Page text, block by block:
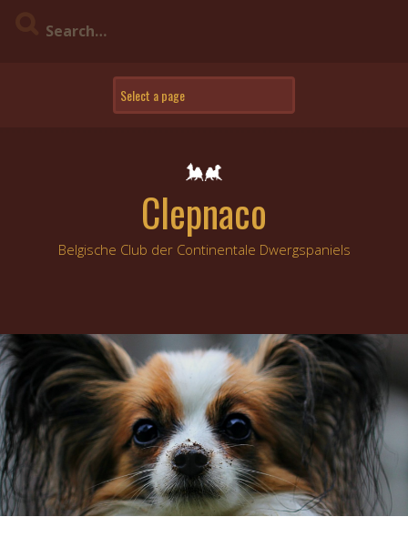
Clepnaco
Belgische Club der Continentale Dwergspaniels